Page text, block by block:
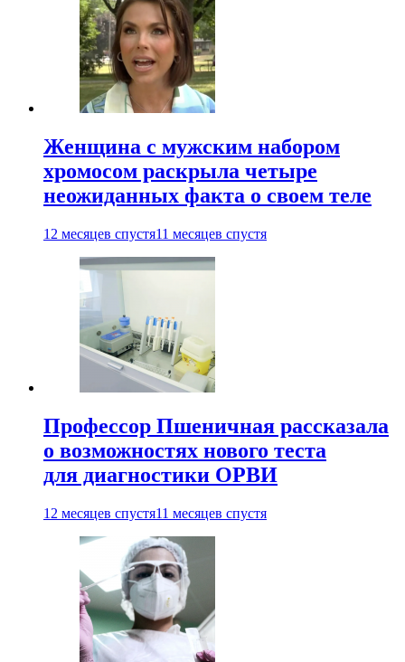
Женщина с мужским набором
хромосом раскрыла четыре
неожиданных факта о своем теле
12 месяцев спустя11 месяцев спустя
Профессор Пшеничная рассказала
о возможностях нового теста
для диагностики ОРВИ
12 месяцев спустя11 месяцев спустя